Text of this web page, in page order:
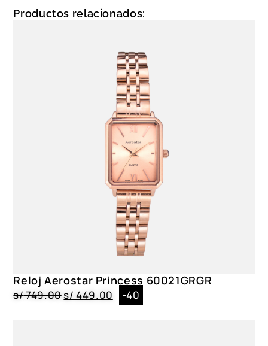
Luz, Análogo – digital, Cronógrafo, Calendario, 4 Alarmas, Snz
(suena por 20 seg, cada 5 minutos, hasta 7 veces), H – Set,
Policarbonato, Caja Redonda, 3.8 cm
Productos relacionados:
Reloj Aerostar Princess 60021GRGR
s/749.00s/ 449.00 -40